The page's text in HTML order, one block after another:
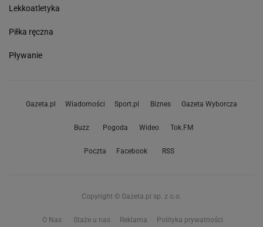
Lekkoatletyka
Piłka ręczna
Pływanie
Gazeta.pl Wiadomości Sport.pl Biznes Gazeta Wyborcza
Buzz Pogoda Wideo Tok.FM
Poczta Facebook RSS
Copyright © Gazeta.pl sp. z o.o.
O Nas Staże u nas Reklama Polityka prywatności